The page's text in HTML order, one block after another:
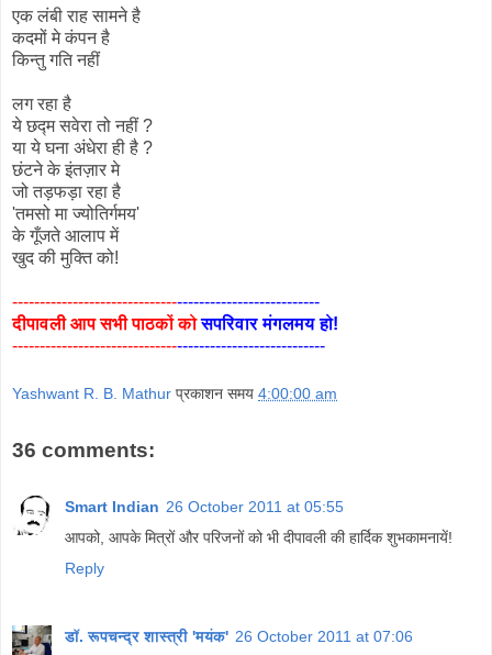
एक लंबी राह सामने है
कदमों मे कंपन है
किन्तु गति नहीं
लग रहा है
ये छद्म सवेरा तो नहीं ?
या ये घना अंधेरा ही है ?
छंटने के इंतज़ार मे
जो तड़फड़ा रहा है
'तमसो मा ज्योतिर्गमय'
के गूँजते आलाप में
खुद की मुक्ति को!
--------------------------------------------------------
दीपावली आप सभी पाठकों कोसपरिवार मंगलमय हो!
---------------------------------------------------------
Yashwant R. B. Mathur प्रकाशन समय 4:00:00 am
36 comments:
Smart Indian 26 October 2011 at 05:55
आपको, आपके मित्रों और परिजनों को भी दीपावली की हार्दिक शुभकामनायें!
Reply
डॉ. रूपचन्द्र शास्त्री 'मयंक' 26 October 2011 at 07:06